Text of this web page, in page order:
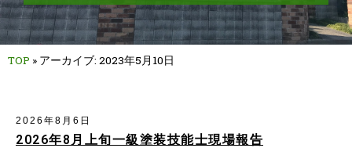
TOP » アーカイブ: 2023年5月10日
2026年8月上旬一級塗装技能士現場報告
2026年8月6日